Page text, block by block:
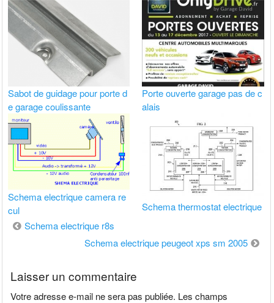
Sabot de guidage pour porte d
e garage coulissante
Porte ouverte garage pas de c
alais
Schema electrique camera re
cul
Schema thermostat electrique
Navigation
Schema electrique r8s
Schema electrique peugeot xps sm 2005
Laisser un commentaire
Votre adresse e-mail ne sera pas publiée. Les champs